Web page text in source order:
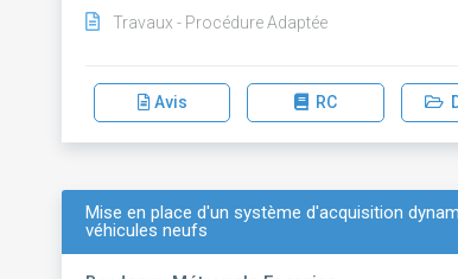
Travaux - Procédure Adaptée
Avis RC
Mise en place d'un système d'acquisition
véhicules neufs